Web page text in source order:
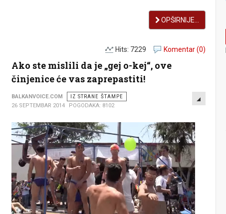
OPŠIRNIJE...
Komentar (0)
Hits: 7229
Ako ste mislili da je „gej o-kej“, ove
činjenice će vas zaprepastiti!
EMPTY
BALKANVOICE.COM
IZ STRANE ŠTAMPE
26 SEPTEMBAR 2014
POGODAKA: 8102